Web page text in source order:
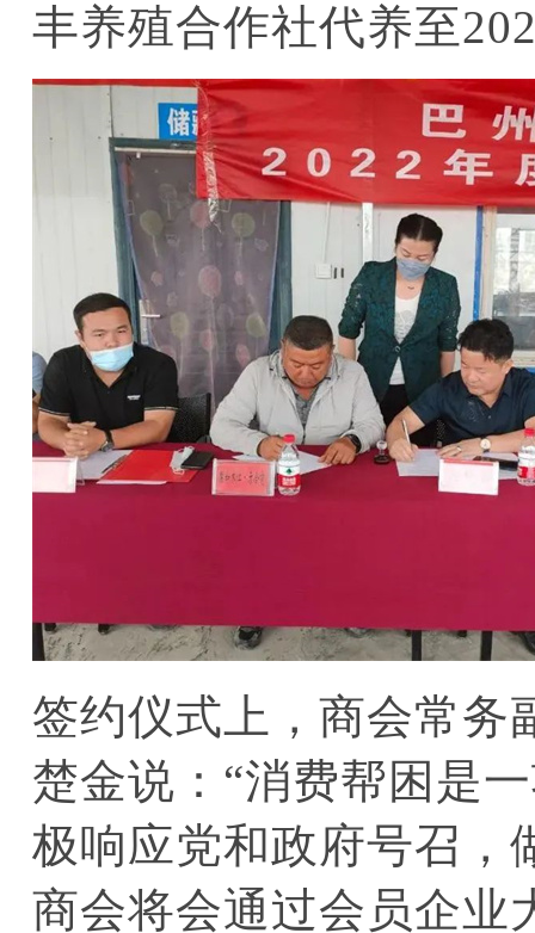
丰养殖合作社代养至
签约仪式上，商会常务
楚金说： “消费帮困是
极响应党和政府号召，
商会将会通过会员企业